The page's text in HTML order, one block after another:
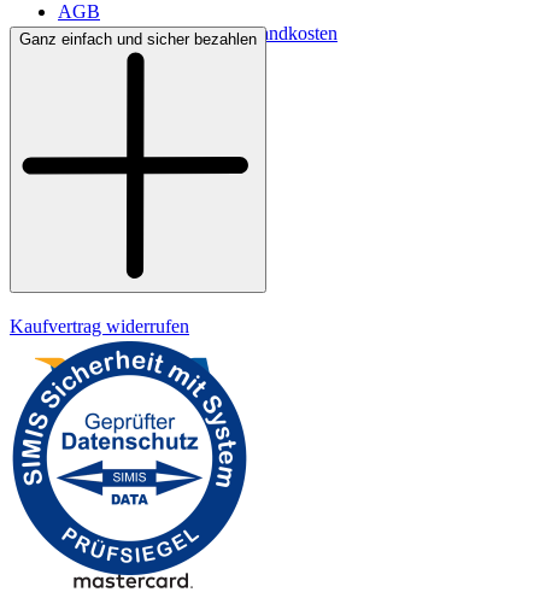
AGB
Lieferbedingungen & Versandkosten
Bezahlung
Ganz einfach und sicher bezahlen
Kaufvertrag widerrufen